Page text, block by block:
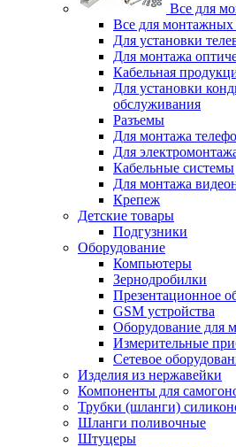
Все для
Все для монтажных
Для установки
Для монтажа
Кабельная
Для установки
обслуживания
Разъемы
Для монтажа
Для
Кабельные системы
Для монтажа
Крепеж
Детские товары
Подгузники
Оборудование
Компьютеры
Зернодробилки
Презентационное
GSM устройства
Оборудование для
Измерительные
Сетевое
Изделия из нержавейки
Компоненты для
Трубки (шланги)
Шланги поливочные
Штуцеры